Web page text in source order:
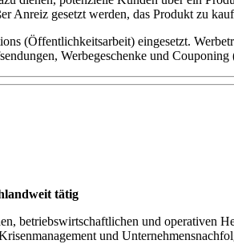
Anreiz gesetzt werden, das Produkt zu
(Öffentlichkeitsarbeit) eingesetzt.
Werbegeschenke und Couponing
tätig
betriebswirtschaftlichen und operativen
und